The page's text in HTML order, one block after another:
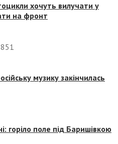
хочуть вилучати у
на фронт
851
музику закінчилась
горіло поле під Баришівкою